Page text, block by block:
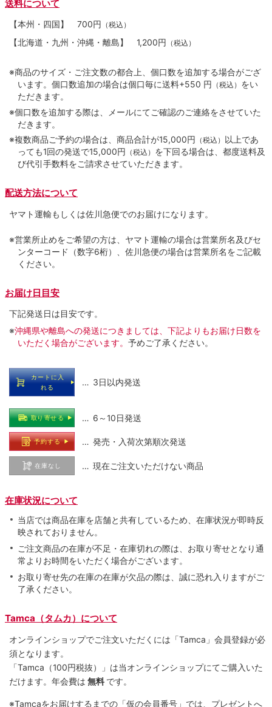
送料について
【本州・四国】 700円 （税込）
【北海道・九州・沖縄・離島】 1,200円 （税込）
※商品のサイズ・ご注文数の都合上、個口数を追加する場合がござ
います。個口数追加の場合は個口毎に送料+550 円 （税込） をい
ただきます。
※個口数を追加する際は、メールにてご確認のご連絡をさせていた
だきます。
※複数商品ご予約の場合は、商品合計が15,000円 （税込） 以上であ
っても1回の発送で15,000円 （税込） を下回る場合は、都度送料及
び代引手数料をご請求させていただきます。
配送方法について
ヤマト運輸もしくは佐川急便でのお届けになります。
※営業所止めをご希望の方は、ヤマト運輸の場合は営業所名及びセ
ンターコード（数字6桁）、佐川急便の場合は営業所名をご記載
ください。
お届け日目安
下記発送日は目安です。
※沖縄県や離島への発送につきましては、下記よりもお届け日数を
いただく場合がございます。 予めご了承ください。
カートに入
れる
… 3日以内発送
取り寄せる … 6～10日発送
予約する … 発売・入荷次第順次発送
在庫なし … 現在ご注文いただけない商品
在庫状況について
当店では商品在庫を店舗と共有しているため、在庫状況が即時反
映されておりません。
ご注文商品の在庫が不足・在庫切れの際は、お取り寄せとなり通
常よりお時間をいただく場合がございます。
お取り寄せ先の在庫の在庫が欠品の際は、誠に恐れ入りますがご
了承ください。
Tamca（タムカ）について
オンラインショップでご注⽂いただくには「Tamca」会員登録が必
須となります。
「Tamca （100円税抜）
」は当オンラインショップにてご購⼊いた
だけます。 年会費は 無料 です。
※Tamcaをお届けするまでの「仮の会員番号」では、プレゼントへ